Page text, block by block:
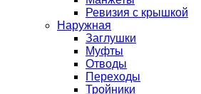
Ревизия с крышкой
Наружная
Заглушки
Муфты
Отводы
Переходы
Тройники